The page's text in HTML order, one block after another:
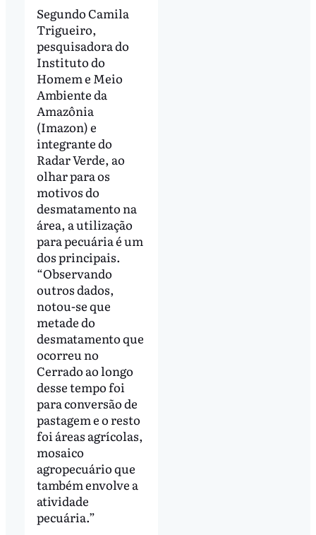
Segundo Camila
Trigueiro,
pesquisadora do
Instituto do
Homem e Meio
Ambiente da
Amazônia
(Imazon) e
integrante do
Radar Verde, ao
olhar para os
motivos do
desmatamento na
área, a utilização
para pecuária é um
dos principais.
“Observando
outros dados,
notou-se que
metade do
desmatamento que
ocorreu no
Cerrado ao longo
desse tempo foi
para conversão de
pastagem e o resto
foi áreas agrícolas,
mosaico
agropecuário que
também envolve a
atividade
pecuária.”